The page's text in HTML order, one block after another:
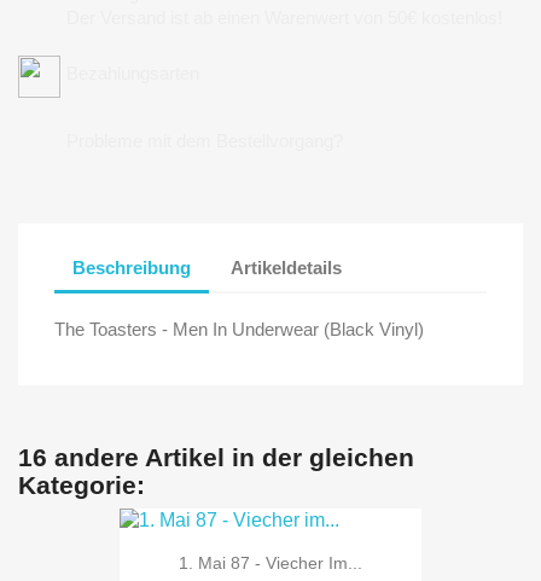
Beschreibung Artikeldetails
The Toasters - Men In Underwear (Black Vinyl)
16 andere Artikel in der gleichen
Kategorie:
1. Mai 87 - Viecher Im...